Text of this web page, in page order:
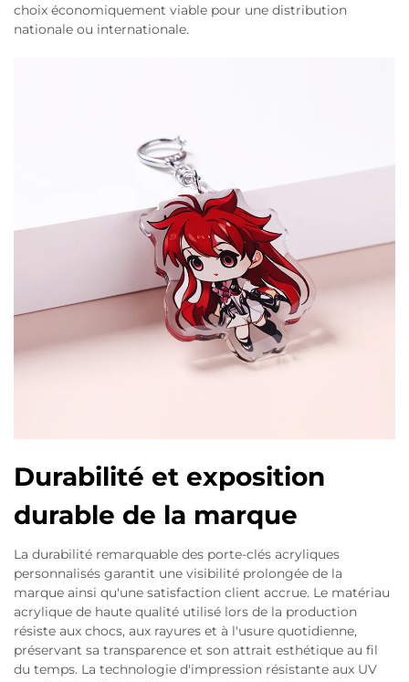
choix économiquement viable pour une distribution
nationale ou internationale.
Durabilité et exposition
durable de la marque
La durabilité remarquable des porte-clés acryliques
personnalisés garantit une visibilité prolongée de la
marque ainsi qu'une satisfaction client accrue. Le matériau
acrylique de haute qualité utilisé lors de la production
résiste aux chocs, aux rayures et à l'usure quotidienne,
préservant sa transparence et son attrait esthétique au fil
du temps. La technologie d'impression résistante aux UV